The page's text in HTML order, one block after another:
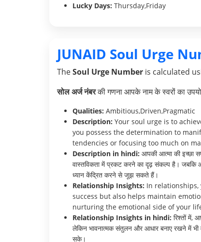
Lucky Days: Thursday,Friday
JUNAID Soul Urge
TheSoul Urge Number is calculated
सोल अर्ज नंबरकी गणना आपके नाम के स्वरों का
Qualities: Ambitious,Driven,Pragmatic
Description: Your soul urge is to
you possess the determination to
tendencies or focusing too much on
Description in hindi: आपकी आत्मा की इच्छा
वास्तविकता में प्रकट करने का दृढ़ संकल्प है। जबकि
ध्यान केंद्रित करने से जूझ सकते हैं।
Relationship Insights: In
success but also helps maintain
nurturing the emotional side of your
Relationship Insights in hindi: रिश्तों में,
लेकिन भावनात्मक संतुलन और आधार बनाए रखने में
सके।